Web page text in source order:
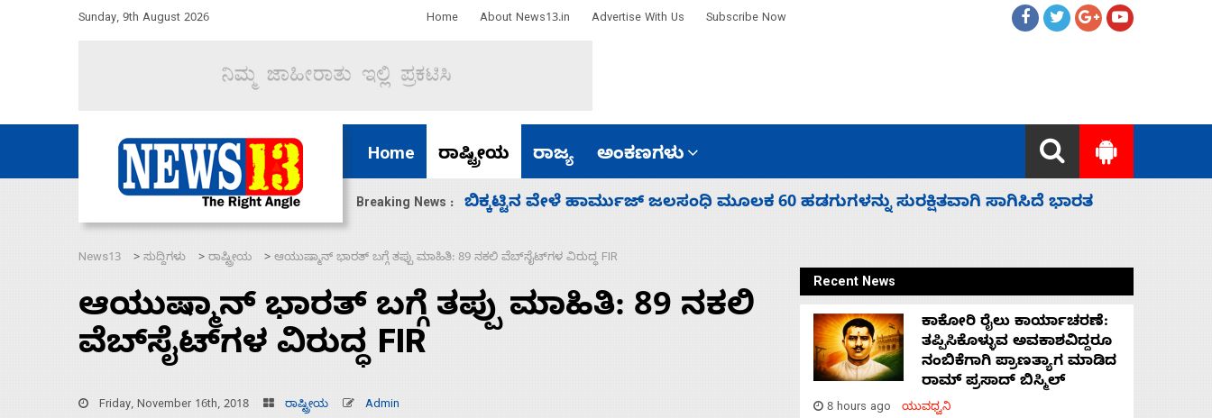
Sunday, 9th August 2026 Home About News13.in Advertise With Us Subscribe Now
Home ರಾಷ್ಟ್ರೀಯ ರಾಜ್ಯ ಅಂಕಣಗಳು
Breaking News :
ಮೂಲಕ 60 ಹಡಗುಗಳನ್ನು ಸುರಕ್ಷಿತವಾಗಿ ಸಾಗಿಸಿದೆ ಭಾರತ ನಾಗೇಂದ್ರ ರಾಜೀನಾಮೆ ಕೊಡದಿದ್ದರೆ ಸದನ ನಡೆಸಲು ಬಿಡೆವು: ಛಲವಾದಿ ನಾರಾಯಣಸ್ವಾಮಿ
News13 > ಸುದ್ದಿಗಳು > ರಾಷ್ಟ್ರೀಯ > ಆಯುಷ್ಮಾನ್ ಭಾರತ್ ಬಗ್ಗೆ ತಪ್ಪು ಮಾಹಿತಿ: 89 ನಕಲಿ ವೆಬ್‌ಸೈಟ್‌ಗಳ ವಿರುದ್ಧ FIR
ಆಯುಷ್ಮಾನ್ ಭಾರತ್ ಬಗ್ಗೆ ತಪ್ಪು ಮಾಹಿತಿ: 89 ನಕಲಿ
ವೆಬ್‌ಸೈಟ್‌ಗಳ ವಿರುದ್ಧ FIR
Friday, November 16th, 2018 ರಾಷ್ಟ್ರೀಯ Admin
Recent News
ಕಾಕೋರಿ ರೈಲು ಕಾರ್ಯಾಚರಣೆ:
ತಪ್ಪಿಸಿಕೊಳ್ಳುವ ಅವಕಾಶವಿದ್ದರೂ
ನಂಬಿಕೆಗಾಗಿ ಪ್ರಾಣತ್ಯಾಗ ಮಾಡಿದ
ರಾಮ್ ಪ್ರಸಾದ್ ಬಿಸ್ಮಿಲ್
8 hours ago ಯುವಧ್ವನಿ